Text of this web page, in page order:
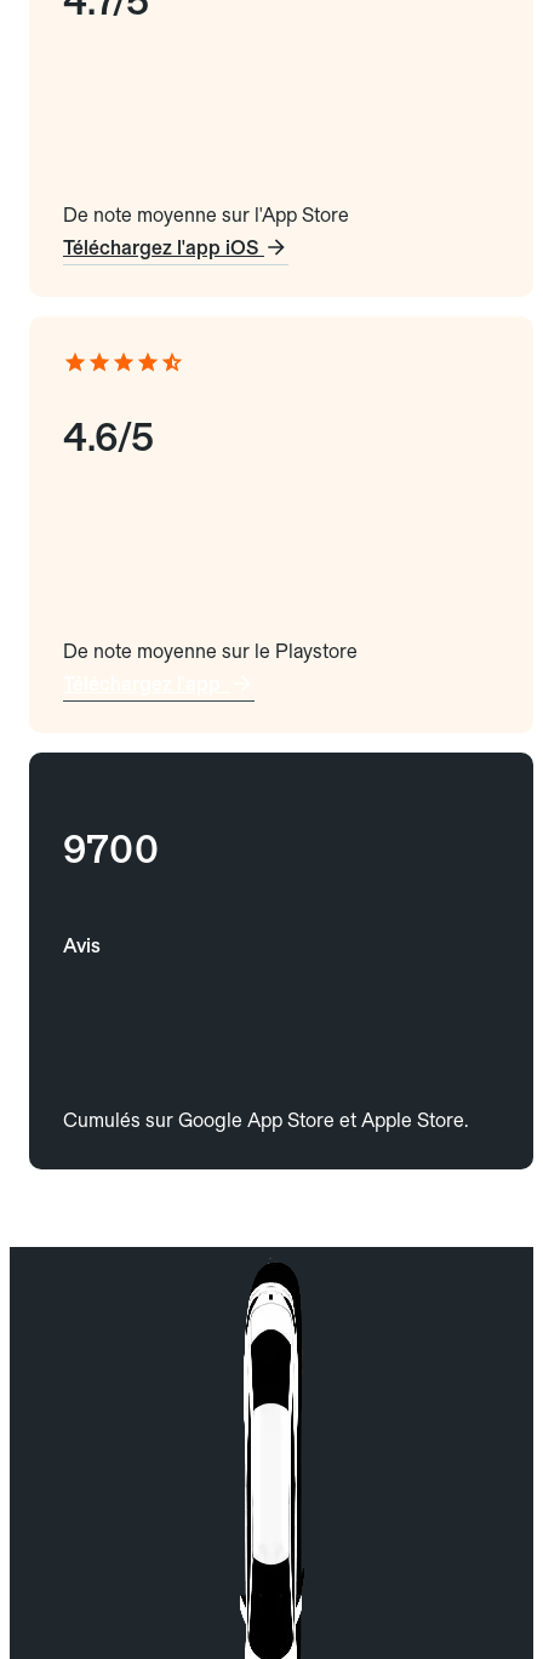
De note moyenne sur l'App Store
Téléchargez l'app iOS
4.6/5
De note moyenne sur le Playstore
9700
Avis
Cumulés sur Google App Store et Apple Store.